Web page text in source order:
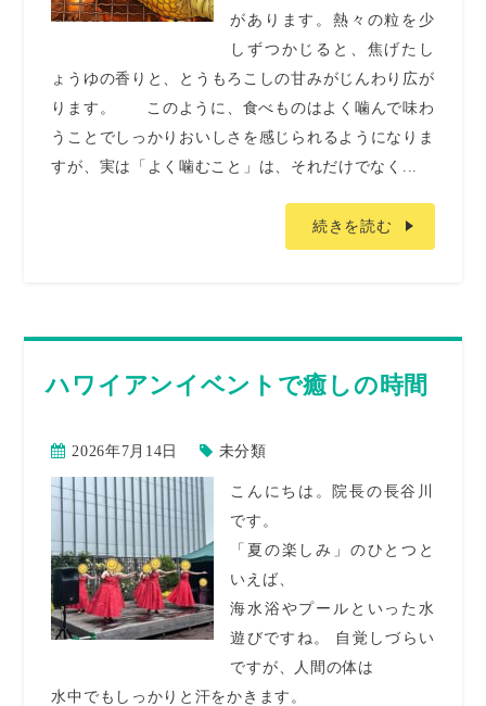
があります。熱々の粒を少
しずつかじると、焦げたし
ょうゆの香りと、とうもろこしの甘みがじんわり広が
ります。 このように、食べものはよく噛んで味わ
うことでしっかりおいしさを感じられるようになりま
すが、実は「よく噛むこと」は、それだけでなく...
続きを読む
ハワイアンイベントで癒しの時間
2026年7月14日 未分類
こんにちは。院長の長谷川
です。
「夏の楽しみ」のひとつと
いえば、
海水浴やプールといった水
遊びですね。 自覚しづらい
ですが、人間の体は
水中でもしっかりと汗をかきます。